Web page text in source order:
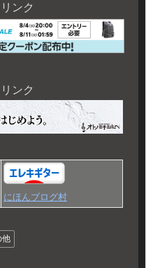
ンク
ンク
にほんブログ村
他